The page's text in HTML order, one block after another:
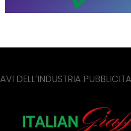
PUBBLICITARIA